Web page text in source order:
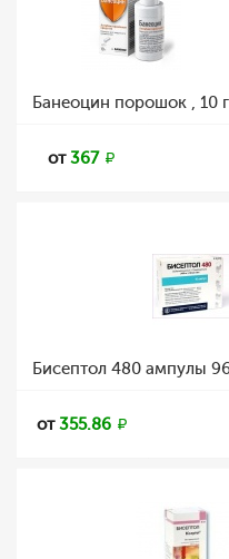
Банеоцин порошок , 10 г
от367
Бисептол 480 ампулы
от355.86